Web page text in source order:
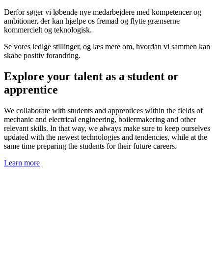
Derfor søger vi løbende nye medarbejdere med kompetencer og
ambitioner, der kan hjælpe os fremad og flytte grænserne
kommercielt og teknologisk.
Se vores ledige stillinger, og læs mere om, hvordan vi sammen kan
skabe positiv forandring.
Explore your talent as a student or
apprentice
We collaborate with students and apprentices within the fields of
mechanic and electrical engineering, boilermakering and other
relevant skills. In that way, we always make sure to keep ourselves
updated with the newest technologies and tendencies, while at the
same time preparing the students for their future careers.
Learn more